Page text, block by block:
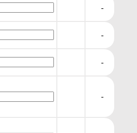
-
-
-
-